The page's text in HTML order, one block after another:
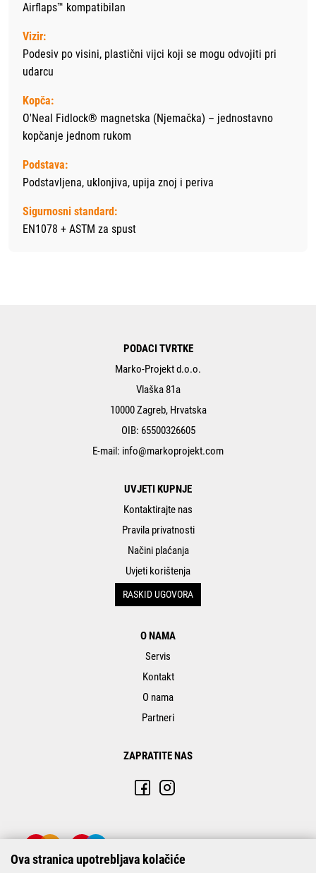
Airflaps™ kompatibilan
Vizir:
Podesiv po visini, plastični vijci koji se mogu odvojiti pri
udarcu
Kopča:
O'Neal Fidlock® magnetska (Njemačka) – jednostavno
kopčanje jednom rukom
Podstava:
Podstavljena, uklonjiva, upija znoj i periva
Sigurnosni standard:
EN1078 + ASTM za spust
PODACI TVRTKE
Marko-Projekt d.o.o.
Vlaška 81a
10000 Zagreb, Hrvatska
OIB: 65500326605
E-mail: info@markoprojekt.com
UVJETI KUPNJE
Kontaktirajte nas
Pravila privatnosti
Načini plaćanja
Uvjeti korištenja
RASKID UGOVORA
O NAMA
Servis
Kontakt
O nama
Partneri
ZAPRATITE NAS
Ova stranica upotrebljava kolačiće